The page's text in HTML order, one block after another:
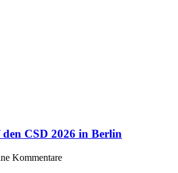
CSD 2026 in Berlin
Kommentare